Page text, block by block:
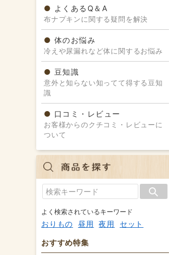
よくあるQ＆A
布ナプキンに関する疑問を解決
体のお悩み
冷えや尿漏れなど体に関するお悩み
豆知識
意外と知らない知ってて得する豆知
識
口コミ・レビュー
お客様からのクチコミ・レビューに
ついて
よく検索されているキーワード
おりもの 昼用 夜用
セット
おすすめ特集